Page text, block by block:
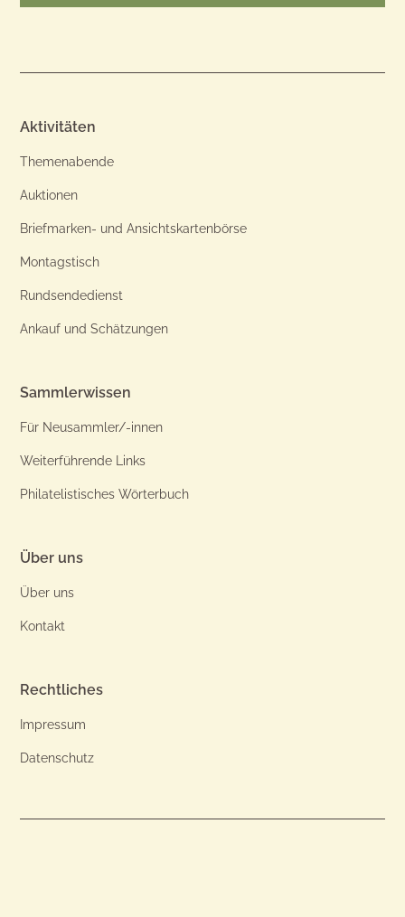
Aktivitäten
Themenabende
Auktionen
Briefmarken- und Ansichtskartenbörse
Montagstisch
Rundsendedienst
Ankauf und Schätzungen
Sammlerwissen
Für Neusammler/-innen
Weiterführende Links
Philatelistisches Wörterbuch
Über uns
Über uns
Kontakt
Rechtliches
Impressum
Datenschutz